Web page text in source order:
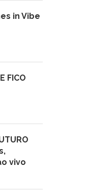
in Vibe
FICO
vivo